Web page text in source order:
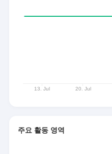
주요 활동 영역